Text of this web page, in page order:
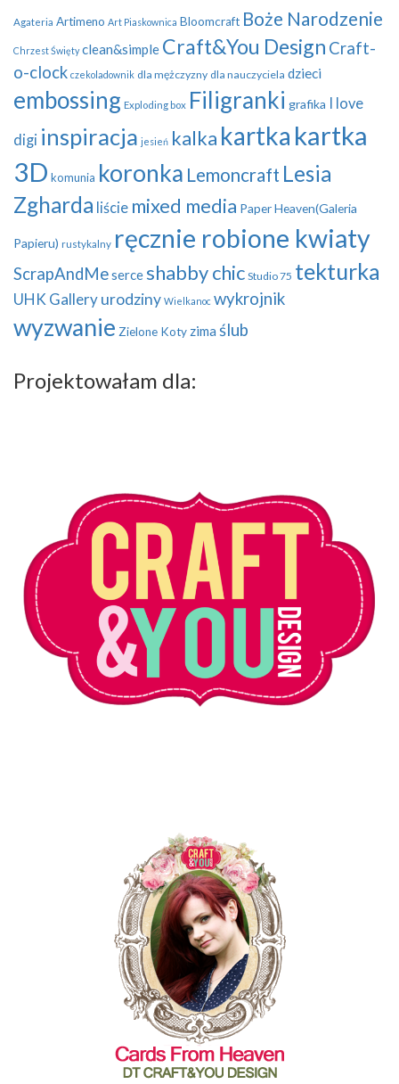
Agateria Artimeno Art Piaskownica Bloomcraft Boże Narodzenie
Chrzest Święty clean&simple Craft&You Design Craft-
o-clock czekoladownik dla mężczyzny dla nauczyciela dzieci
embossing Exploding box Filigranki grafika I love
digi inspiracja jesień kalka kartka kartka
3D komunia koronka Lemoncraft Lesia
Zgharda liście mixed media Paper Heaven(Galeria
Papieru) rustykalny ręcznie robione kwiaty
ScrapAndMeserce shabby chic Studio 75 tekturka
UHK Galleryurodziny Wielkanoc wykrojnik
wyzwanie Zielone Koty zima ślub
Projektowałam dla: